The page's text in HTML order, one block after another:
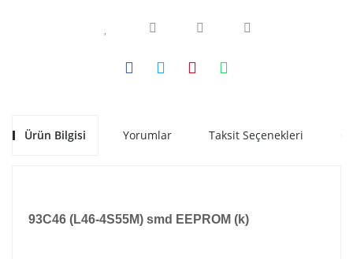
Ürün Bilgisi Yorumlar Taksit Seçenekleri
93C46 (L46-4S55M) smd EEPROM (k)